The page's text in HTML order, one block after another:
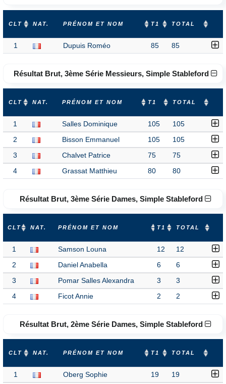
CLT NAT. PRÉNOM ET NOM T1 TOTAL
1 Dupuis Roméo 85 85
Résultat Brut, 3ème Série Messieurs, Simple Stableford
CLT NAT. PRÉNOM ET NOM T1 TOTAL
1 Salles Dominique 105 105
2 Bisson Emmanuel 105 105
3 Chalvet Patrice 75 75
4 Grassat Matthieu 80 80
Résultat Brut, 3ème Série Dames, Simple Stableford
CLT NAT. PRÉNOM ET NOM T1 TOTAL
1 Samson Louna 12 12
2 Daniel Anabella 6 6
3 Pomar Salles Alexandra 3 3
4 Ficot Annie 2 2
Résultat Brut, 2ème Série Dames, Simple Stableford
CLT NAT. PRÉNOM ET NOM T1 TOTAL
1 Oberg Sophie 19 19